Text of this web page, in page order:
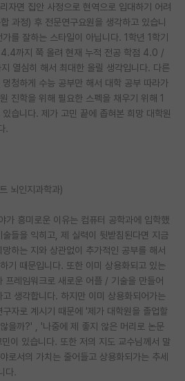
판
자면 집안 사정으로 현역으로 입대하기 어려
과정) 후 전문연구요원을 생각하고 있습니
를 잘하는 스타일이 아닙니다. 1학년 1학기
까지 쭉 올려 현재 누적 전공 학점 4.0 /
열심히 해서 최대한 올릴 생각입니다. 다른
청하게 수능 공부만 해서 대학 공부 따라가
진학을 위해 필요한 스펙을 채우기 위해 1
습니다. 제가 고민 끝에 좁혀본 희망 대학원
.
뇌인지과학과)
가 흥미로운 이유는 컴퓨터 공학과에 입학했
들을 익히고, 제 실력이 뒷받침된다면 지금
하는 지와 상관없이 추가적인 공부를 해서
기 때문입니다. 또한 이미 상용화되고 있는
레임워크로 새로운 어플 / 기술을 만들어
생각합니다. 하지만 이미 상용화되어가는
자로 계시기 때문에 '제가 대학원을 졸업할
을까?' , '나중에 제 좋지 않은 머리로 논문
이 있습니다. 또한 저의 지도 교수님께서 말
로서의 가치는 줄어들고 상용화되가는 추세
다.